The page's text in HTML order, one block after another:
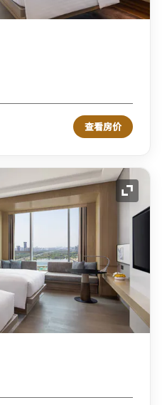
查看房价
展开